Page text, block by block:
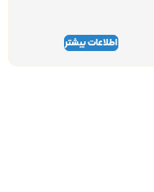
اطلاعات بیشتر